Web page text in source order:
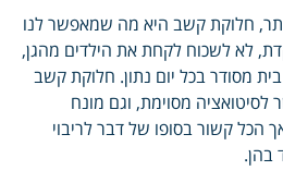
חלוקת קשב היא מה שמאפשר לנו
לא לשכוח לקחת את הילדים מהגן,
מסודר בכל יום נתון. חלוקת קשב
מסוימת, וגם מונח
קשור בסופו של דבר לריבוי
בהן.